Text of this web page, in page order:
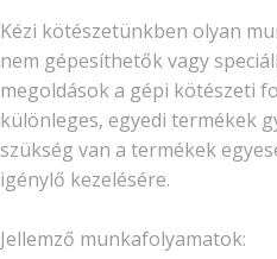
Kézi kötészetünkben olyan
nem gépesíthetők vagy
megoldások a gépi kötészeti
különleges, egyedi termékek
szükség van a termékek
igénylő kezelésére.
Jellemző munkafolyamatok: